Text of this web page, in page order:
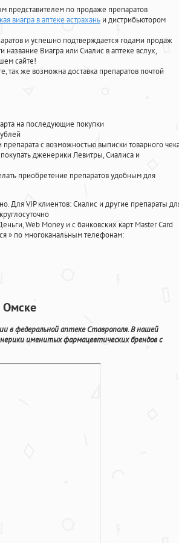
представителем по продаже препаратов
виагра в аптеке астрахань и дистрибьютором
и успешно подтверждается годами продаж
Виагра или Сиалис в аптеке вслух,
сайте!
так же возможна доставка препаратов почтой
на последующие покупки
с возможностью выписки товарного
дженерики Левитры, Сиалиса и
приобретение препаратов удобным для
Для VIP клиентов: Сиалис и другие препараты
Web Money и с банковских карт Master Card
» по многоканальным телефонам:
Омске
в федеральной аптеке Ставрополя. В нашей
именитых фармацевтических брендов с